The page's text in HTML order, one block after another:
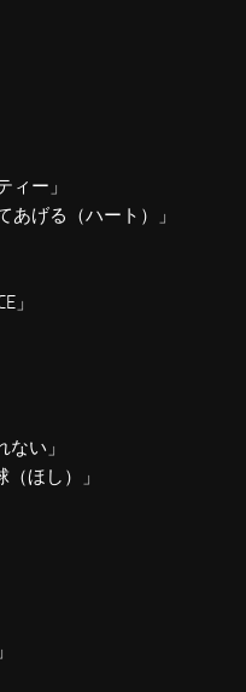
ィー」
げる（ハート）」
」
い」
ほし）」